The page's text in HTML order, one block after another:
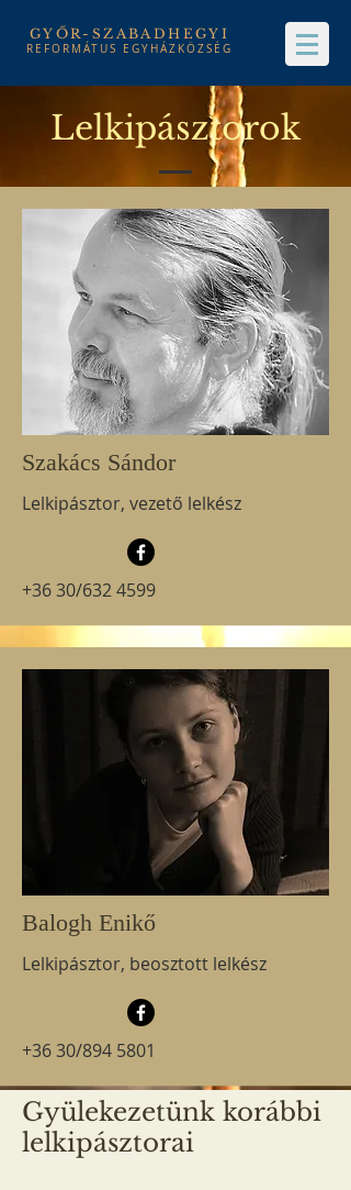
GYŐR-SZABADHEGYI
REFORMÁTUS EGYHÁZKÖZSÉG
Lelkipásztorok
Szakács Sándor
Lelkipásztor, vezető lelkész
+36 30/632 4599
Balogh Enikő
Lelkipásztor, beosztott lelkész
+36 30/894 5801
Gyülekezetünk korábbi
lelkipásztorai